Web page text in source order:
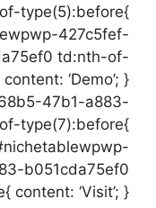
type(5):before{
427c5fef-
td:nth-of-
‘Demo’; }
47b1-a883-
type(7):before{
b051cda75ef0
‘Visit’; }